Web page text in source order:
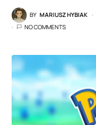
BY MARIUSZ HYBIAK
NO COMMENTS